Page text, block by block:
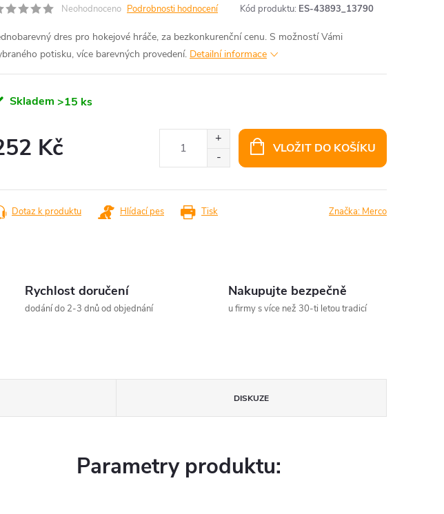
Neohodnoceno Podrobnosti hodnocení Kód produktu: ES-43893_13790
dres pro hokejové hráče, za bezkonkurenční cenu. S možností Vámi
potisku, více barevných provedení. Detailní informace
Skladem >15 ks
Kč VLOŽIT DO KOŠÍKU
Tisk
Dotaz k produktu Hlídací pes Značka: Merco
Rychlost doručení
dodání do 2-3 dnů od objednání
Nakupujte bezpečně
u firmy s více než 30-ti letou tradicí
DISKUZE
Parametry produktu: